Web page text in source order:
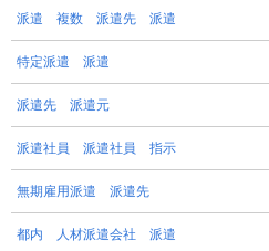
派遣 複数 派遣先 派遣
特定派遣 派遣
派遣先 派遣元
派遣社員 派遣社員 指示
無期雇用派遣 派遣先
都内 人材派遣会社 派遣